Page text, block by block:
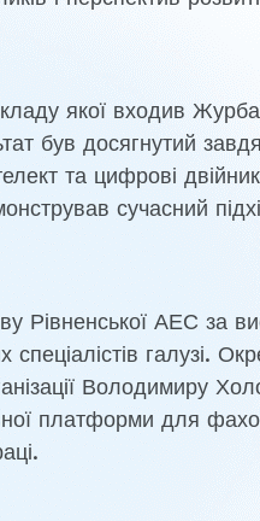
якої входив
був досягнутий
та цифрові
сучасний
АЕС за
галузі.
Володимиру
платформи для